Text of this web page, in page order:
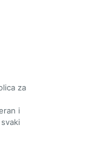
za
i